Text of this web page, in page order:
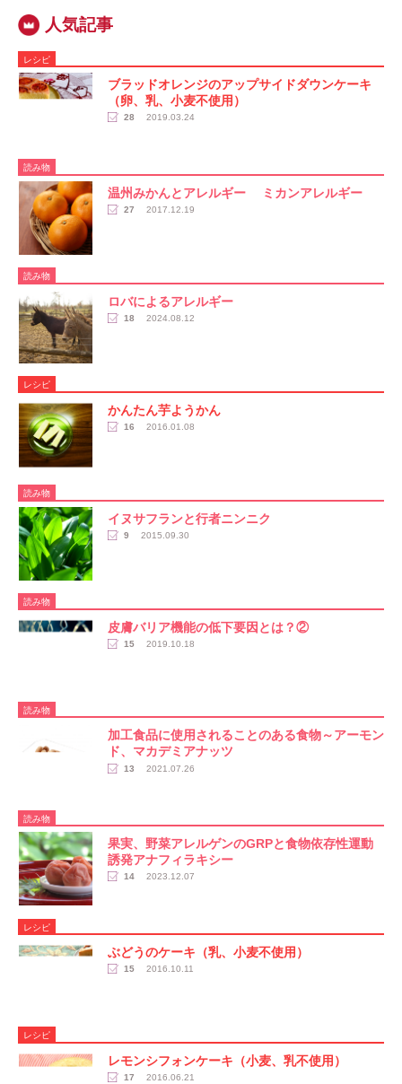
レシピ
ブラッドオレンジのアップサイドダウンケーキ
（卵、乳、小麦不使用）
28 2019.03.24
読み物
温州みかんとアレルギー ミカンアレルギー
27 2017.12.19
読み物
ロバによるアレルギー
18 2024.08.12
レシピ
かんたん芋ようかん
16 2016.01.08
読み物
イヌサフランと行者ニンニク
9 2015.09.30
読み物
皮膚バリア機能の低下要因とは？②
15 2019.10.18
読み物
加工食品に使用されることのある食物～アーモン
ド、マカデミアナッツ
13 2021.07.26
読み物
果実、野菜アレルゲンのGRPと食物依存性運動
誘発アナフィラキシー
14 2023.12.07
レシピ
ぶどうのケーキ（乳、小麦不使用）
15 2016.10.11
レシピ
レモンシフォンケーキ（小麦、乳不使用）
17 2016.06.21